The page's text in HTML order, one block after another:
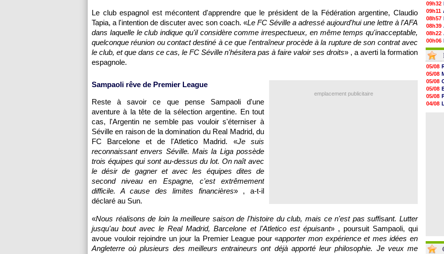
Le club espagnol est mécontent d'apprendre que le président de la Fédération argentine, Claudio
Tapia, a l'intention de discuter avec son coach. «Le FC Séville a adressé aujourd'hui une lettre à l'AFA
dans laquelle le club indique qu'il considère comme irrespectueux, en même temps qu'inacceptable,
quelconque réunion ou contact destiné à ce que l'entraîneur procède à la rupture de son contrat avec
le club, et que dans ce cas, le FC Séville n'hésitera pas à faire valoir ses droits» , a averti la formation
espagnole.
emplacement publicitaire
Sampaoli rêve de Premier League
Reste à savoir ce que pense Sampaoli d'une
aventure à la tête de la sélection argentine. En tout
cas, l'Argentin ne semble pas vouloir s'éterniser à
Séville en raison de la domination du Real Madrid, du
FC Barcelone et de l'Atletico Madrid. «Je suis
reconnaissant envers Séville. Mais la Liga possède
trois équipes qui sont au-dessus du lot. On naît avec
le désir de gagner et avec les équipes dites de
second niveau en Espagne, c'est extrêmement
difficile. A cause des limites financières» , a-t-il
déclaré au Sun.
«Nous réalisons de loin la meilleure saison de l'histoire du club, mais ce n'est pas suffisant. Lutter
jusqu'au bout avec le Real Madrid, Barcelone et l'Atletico est épuisant» , poursuit Sampaoli, qui
avoue vouloir rejoindre un jour la Premier League pour «apporter mon expérience et mes idées en
Angleterre où plusieurs des meilleurs entraineurs ont déjà apporté leur philosophie. Je veux me
09h32
09h11
08h57
08h39
08h22
00h06
05/08
05/08
05/08
05/08
05/08
05/08
05/08
05/08
05/08
05/08
05/08
05/08
05/08
05/08
04/08